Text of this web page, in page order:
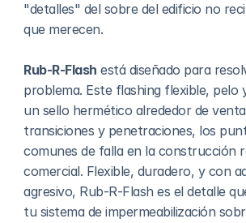
"detalles" del sobre del edificio no
que merecen.
Rub-R-Flash está diseñado para
problema. Este flashing flexible, pelo
un sello hermético alrededor de
transiciones y penetraciones, los
comunes de falla en la construcción
comercial. Flexible, duradero, y con
agresivo, Rub-R-Flash es el detalle
tu sistema de impermeabilización